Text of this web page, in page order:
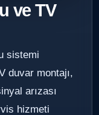
ve TV
sistemi
duvar montajı,
arızası
hizmeti